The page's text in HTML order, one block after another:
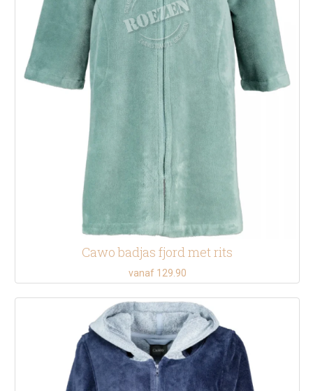
Cawo badjas fjord met rits
vanaf 129.90